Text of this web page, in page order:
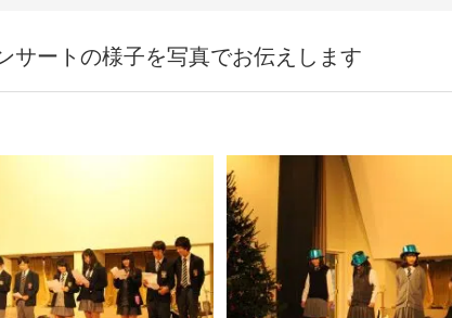
サートの様子を写真でお伝えします